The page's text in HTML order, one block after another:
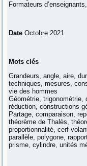
Formateurs
DateOctobre 2021
Mots clés
Grandeurs, angle, aire,
techniques, mesures,
vie des hommes
Géométrie,
réduction, constructions
Partage, comparaison,
théorème de Thalès,
proportionnalité, cerf-
parallèle, polygone,
prisme, cylindre, unités